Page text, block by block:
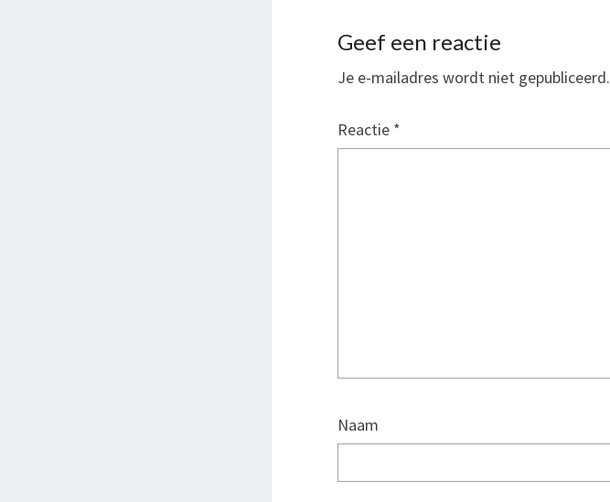
Geef een reactie
Je e-mailadres wordt niet gepubliceerd.
Reactie *
Naam